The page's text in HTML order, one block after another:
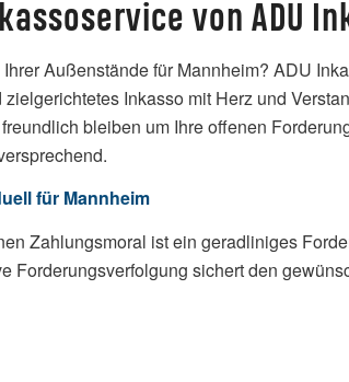
von ADU
Außenstände für Mannheim? ADU
Inkasso mit Herz und
bleiben um Ihre offenen
für Mannheim
Zahlungsmoral ist ein geradliniges
sichert den